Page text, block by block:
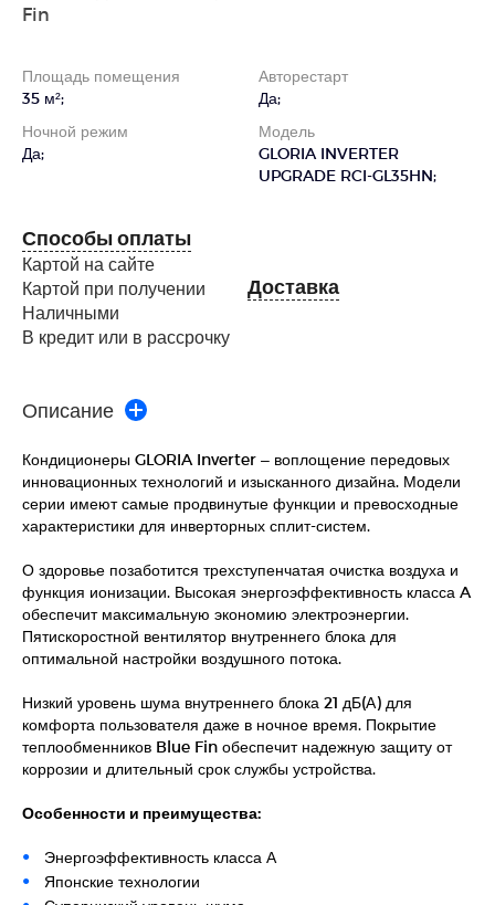
Fin
Площадь помещения
35 м²;
Авторестарт
Да;
Ночной режим
Да;
Модель
GLORIA INVERTER
UPGRADE RCI-GL35HN;
Способы оплаты
Картой на сайте
Картой при получении
Наличными
В кредит или в рассрочку
Доставка
Описание
Кондиционеры GLORIA Inverter – воплощение передовых
инновационных технологий и изысканного дизайна. Модели
серии имеют самые продвинутые функции и превосходные
характеристики для инверторных сплит-систем.
О здоровье позаботится трехступенчатая очистка воздуха и
функция ионизации. Высокая энергоэффективность класса A
обеспечит максимальную экономию электроэнергии.
Пятискоростной вентилятор внутреннего блока для
оптимальной настройки воздушного потока.
Низкий уровень шума внутреннего блока 21 дБ(А) для
комфорта пользователя даже в ночное время. Покрытие
теплообменников Blue Fin обеспечит надежную защиту от
коррозии и длительный срок службы устройства.
Особенности и преимущества:
Энергоэффективность класса А
Японские технологии